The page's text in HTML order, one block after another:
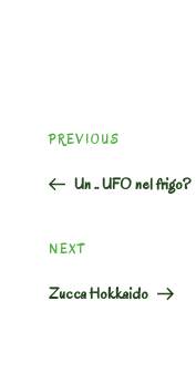
navigation
Previous
PREVIOUS
Un .. UFO nel frigo?
Next
NEXT
Zucca Hokkaido